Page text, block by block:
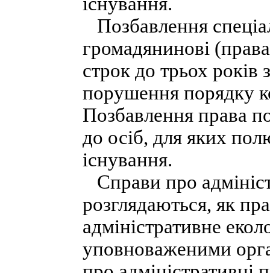
Позбавлення
громадянинові
строк до трьох років
порушення порядку
Позбавлення права
до осіб, для яких
існування.
Справи про
розглядаються, як
адміністративне
уповноваженими